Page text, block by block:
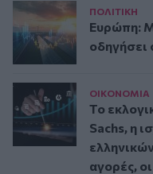
ΠΟΛΙΤΙΚΗ
Ευρώπη:
οδηγήσει
ΟΙΚΟΝΟΜΙΑ
Το
Sachs, η
αγορές,